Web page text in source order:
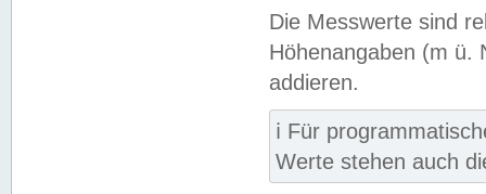
Die Messwerte sind
Höhenangaben (m ü.
addieren.
ℹ️ Für
Werte stehen auch